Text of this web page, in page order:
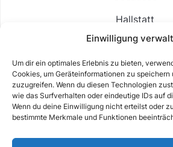
Einwilligung
Um dir ein optimales Erlebnis zu bieten,
Cookies, um Geräteinformationen zu speichern
zuzugreifen. Wenn du diesen Technologien
wie das Surfverhalten oder eindeutige IDs auf
Wenn du deine Einwilligung nicht erteilst oder
bestimmte Merkmale und Funktionen
Hallstatt
Langbathsee
Altausseer See
Hintersee